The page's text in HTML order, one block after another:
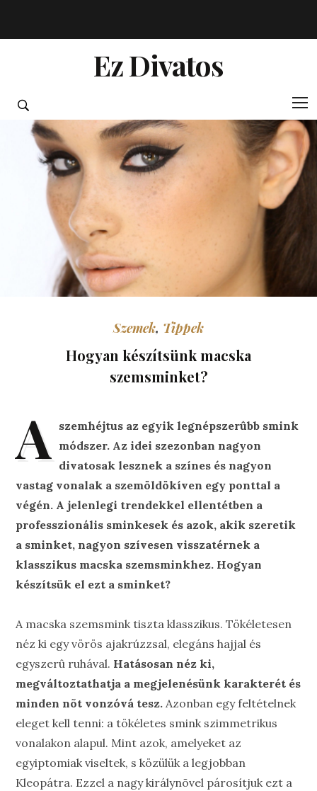
Ez Divatos
Szemek, Tippek
Hogyan készítsünk macska
szemsminket?
A szemhéjtus az egyik legnépszerûbb smink
módszer. Az idei szezonban nagyon
divatosak lesznek a színes és nagyon
vastag vonalak a szemöldökíven egy ponttal a
végén. A jelenlegi trendekkel ellentétben a
professzionális sminkesek és azok, akik szeretik
a sminket, nagyon szívesen visszatérnek a
klasszikus macska szemsminkhez. Hogyan
készítsük el ezt a sminket?
A macska szemsmink tiszta klasszikus. Tökéletesen
néz ki egy vörös ajakrúzzsal, elegáns hajjal és
egyszerû ruhával. Hatásosan néz ki,
megváltoztathatja a megjelenésünk karakterét és
minden nõt vonzóvá tesz. Azonban egy feltételnek
eleget kell tenni: a tökéletes smink szimmetrikus
vonalakon alapul. Mint azok, amelyeket az
egyiptomiak viseltek, s közülük a legjobban
Kleopátra. Ezzel a nagy királynõvel párosítjuk ezt a